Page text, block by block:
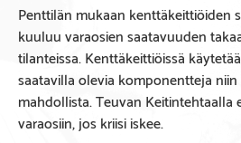
Penttilän mukaan kenttäkeittiöiden
kuuluu varaosien saatavuuden
tilanteissa. Kenttäkeittiöissä
saatavilla olevia komponentteja
mahdollista. Teuvan Keitintehtaalla
varaosiin, jos kriisi iskee.